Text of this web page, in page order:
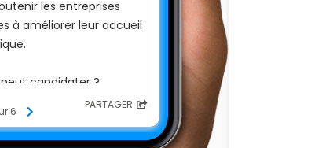
les entreprises
à améliorer leur accueil
peut candidater ?
viticoles de moins
implantées en
6 PARTAGER